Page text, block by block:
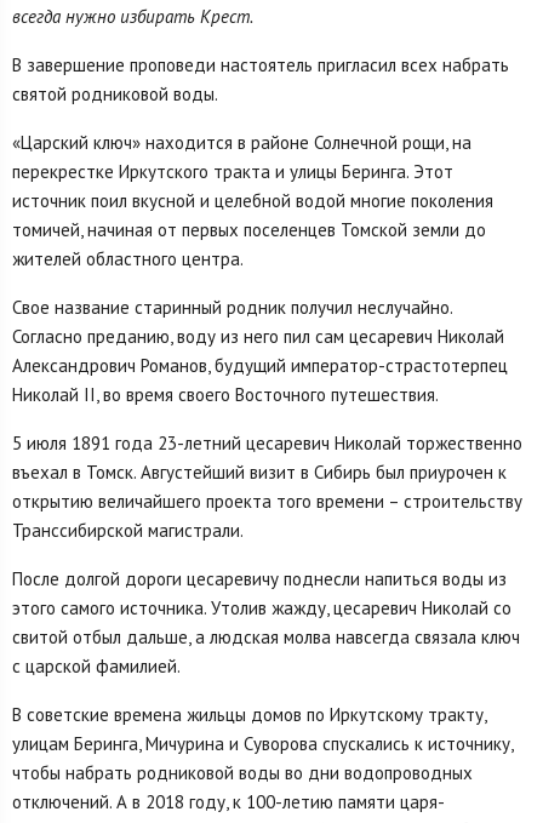
всегда нужно избирать Крест.
В завершение проповеди настоятель пригласил всех набрать
святой родниковой воды.
«Царский ключ» находится в районе Солнечной рощи, на
перекрестке Иркутского тракта и улицы Беринга. Этот
источник поил вкусной и целебной водой многие поколения
томичей, начиная от первых поселенцев Томской земли до
жителей областного центра.
Свое название старинный родник получил неслучайно.
Согласно преданию, воду из него пил сам цесаревич Николай
Александрович Романов, будущий император-страстотерпец
Николай II, во время своего Восточного путешествия.
5 июля 1891 года 23-летний цесаревич Николай торжественно
въехал в Томск. Августейший визит в Сибирь был приурочен к
открытию величайшего проекта того времени – строительству
Транссибирской магистрали.
После долгой дороги цесаревичу поднесли напиться воды из
этого самого источника. Утолив жажду, цесаревич Николай со
свитой отбыл дальше, а людская молва навсегда связала ключ
с царской фамилией.
В советские времена жильцы домов по Иркутскому тракту,
улицам Беринга, Мичурина и Суворова спускались к источнику,
чтобы набрать родниковой воды во дни водопроводных
отключений. А в 2018 году, к 100-летию памяти царя-